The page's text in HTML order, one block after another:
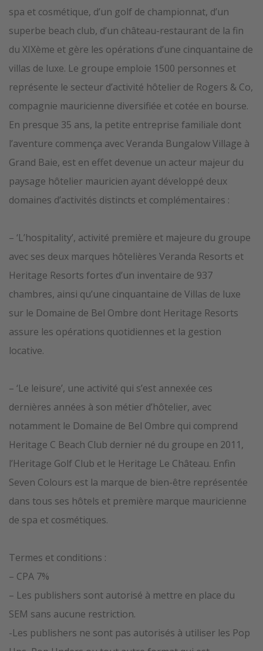
spa et cosmétique, d’un golf de championnat, d’un
superbe beach club, d’un château-restaurant de la fin
du XIXème et gère les opérations d’une cinquantaine de
villas de luxe. Le groupe emploie 1500 personnes et
représente le secteur d’activité hôtelier de Rogers & Co,
compagnie mauricienne diversifiée et cotée en bourse.
En presque 35 ans, la petite entreprise familiale dont
l’aventure commença avec Veranda Bungalow Village à
Grand Baie, est en effet devenue un acteur majeur du
paysage hôtelier mauricien ayant développé deux
domaines d’activités distincts et complémentaires :
– ‘L’hospitality’, activité première et majeure du groupe
avec ses deux marques hôtelières Veranda Resorts et
Heritage Resorts fortes d’un inventaire de 937
chambres, ainsi qu’une cinquantaine de Villas de luxe
sur le Domaine de Bel Ombre dont Heritage Resorts
assure les opérations quotidiennes et la gestion
locative.
– ‘Le leisure’, une activité qui s’est annexée ces
dernières années à son métier d’hôtelier, avec
notamment le Domaine de Bel Ombre qui comprend
Heritage C Beach Club dernier né du groupe en 2011,
l’Heritage Golf Club et le Heritage Le Château. Enfin
Seven Colours est la marque de bien-être représentée
dans tous ses hôtels et première marque mauricienne
de spa et cosmétiques.
Termes et conditions :
– CPA 7%
– Les publishers sont autorisé à mettre en place du
SEM sans aucune restriction.
-Les publishers ne sont pas autorisés à utiliser les Pop